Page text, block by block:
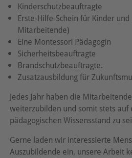
Kinderschutzbeauftragte
Erste-Hilfe-Schein für Kinder
Mitarbeitende)
Eine Montessori Pädagogin
Sicherheitsbeauftragte
Brandschutzbeauftragte.
Zusatzausbildung für
Jedes Jahr haben die
weiterzubilden und somit stets auf
pädagogischen Wissensstand zu
Gerne laden wir interessierte
Auszubildende ein, unsere Arbeit